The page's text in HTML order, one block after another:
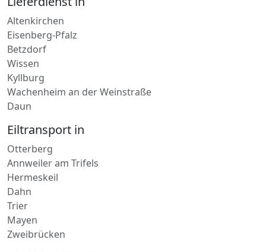
Altenkirchen
Eisenberg-Pfalz
Betzdorf
Wissen
Kyllburg
Wachenheim an der Weinstraße
Daun
Eiltransport in
Otterberg
Annweiler am Trifels
Hermeskeil
Dahn
Trier
Mayen
Zweibrücken
Direktfahrt nach